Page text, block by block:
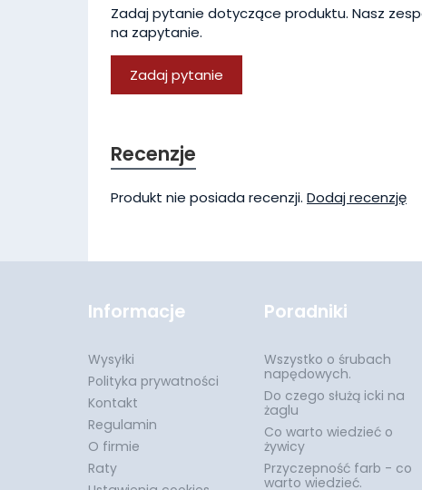
Zadaj pytanie dotyczące produktu. Nasz
na zapytanie.
Zadaj pytanie
Recenzje
Produkt nie posiada recenzji. Dodaj recenzję
Informacje
Wysyłki
Polityka prywatności
Kontakt
Regulamin
O firmie
Raty
Poradniki
Wszystko o śrubach
napędowych.
Do czego służą icki na
żaglu
Co warto wiedzieć o
żywicy
Przyczepność farb - co
warto wiedzieć.